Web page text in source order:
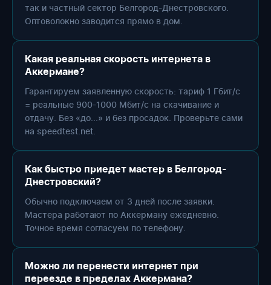
так и частный сектор Белгород-Днестровского.
Оптоволокно заводится прямо в дом.
Какая реальная скорость интернета в
Аккермане?
Гарантируем заявленную скорость: тариф 1 Гбит/с
= реальные 900-1000 Мбит/с на скачивание и
отдачу. Без «до...» и без просадок. Проверьте сами
на speedtest.net.
Как быстро приедет мастер в Белгород-
Днестровский?
Обычно подключаем от 3 дней после заявки.
Мастера работают по Аккерману ежедневно.
Точное время согласуем по телефону.
Можно ли перенести интернет при
переезде в пределах Аккермана?